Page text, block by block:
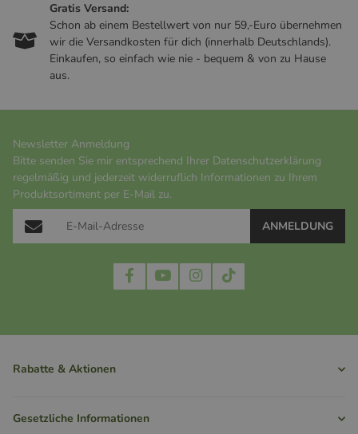
Gratis Versand:
Schon ab einem Bestellwert von nur 59,-Euro übernehmen
wir die Versandkosten für dich (innerhalb Deutschlands).
Einkaufen, so einfach wie nie - bequem & von zu Hause
aus.
Newsletter Anmeldung
Bitte senden Sie mir entsprechend Ihrer Datenschutzerklärung
regelmäßig und jederzeit widerruflich Informationen zu Ihrem
Produktsortiment per E-Mail zu.
ANMELDUNG
Rabatte & Aktionen
Gesetzliche Informationen